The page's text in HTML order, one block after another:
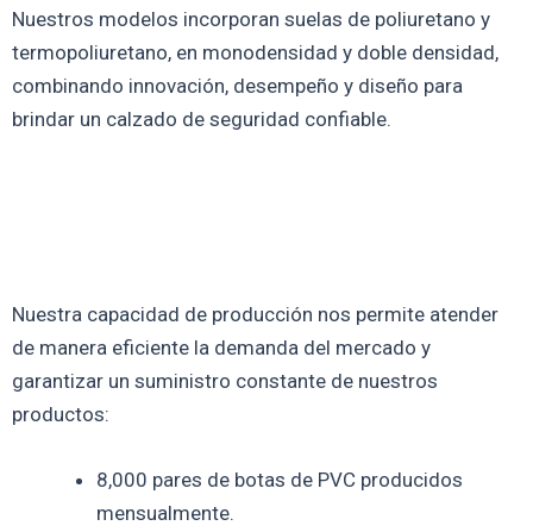
Nuestros modelos incorporan suelas de poliuretano y
termopoliuretano, en monodensidad y doble densidad,
combinando innovación, desempeño y diseño para
brindar un calzado de seguridad confiable.
Nuestra capacidad de producción nos permite atender
de manera eficiente la demanda del mercado y
garantizar un suministro constante de nuestros
productos:
8,000 pares de botas de PVC producidos
mensualmente.